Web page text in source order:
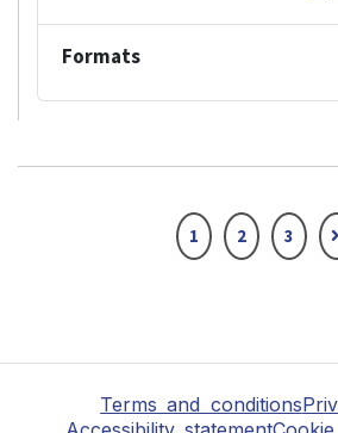
Formats
1 2 3
Terms and conditions